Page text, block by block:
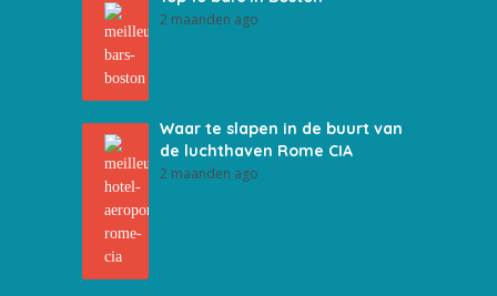
2 maanden ago
Waar te slapen in de buurt van
de luchthaven Rome CIA
2 maanden ago